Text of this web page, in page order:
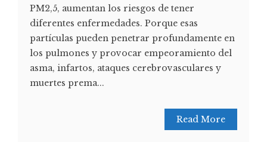
PM2,5, aumentan los riesgos de tener
diferentes enfermedades. Porque esas
partículas pueden penetrar profundamente en
los pulmones y provocar empeoramiento del
asma, infartos, ataques cerebrovasculares y
muertes prema...
Read More